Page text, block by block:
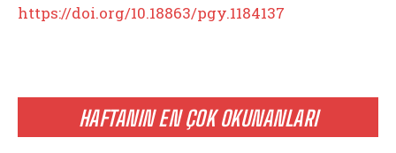
HAFTANIN EN ÇOK OKUNANLARI
https://doi.org/10.18863/pgy.1184137